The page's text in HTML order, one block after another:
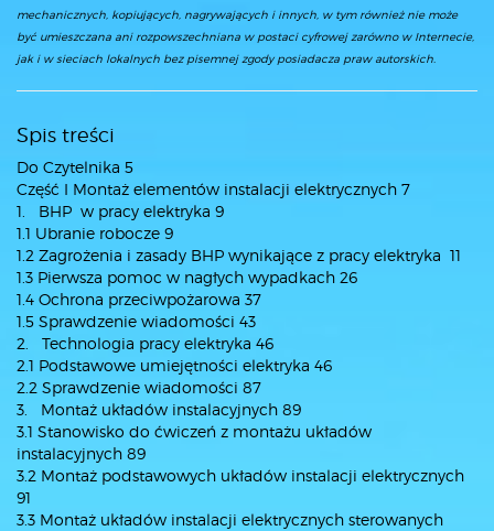
mechanicznych, kopiujących, nagrywających i innych, w tym również nie może
być umieszczana ani rozpowszechniana w postaci cyfrowej zarówno w Internecie,
jak i w sieciach lokalnych bez pisemnej zgody posiadacza praw autorskich.
Spis treści
Do Czytelnika 5
Część I Montaż elementów instalacji elektrycznych 7
1. BHP w pracy elektryka 9
1.1 Ubranie robocze 9
1.2 Zagrożenia i zasady BHP wynikające z pracy elektryka 11
1.3 Pierwsza pomoc w nagłych wypadkach 26
1.4 Ochrona przeciwpożarowa 37
1.5 Sprawdzenie wiadomości 43
2. Technologia pracy elektryka 46
2.1 Podstawowe umiejętności elektryka 46
2.2 Sprawdzenie wiadomości 87
3. Montaż układów instalacyjnych 89
3.1 Stanowisko do ćwiczeń z montażu układów
instalacyjnych 89
3.2 Montaż podstawowych układów instalacji elektrycznych
91
3.3 Montaż układów instalacji elektrycznych sterowanych